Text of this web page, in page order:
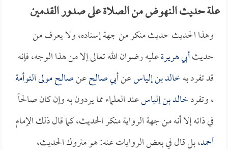
علة حديث النهوض من الصلاة على صدور القدمين
وهذا الحديث حديث منكر من جهة إسناده، ولا يعرف من
حديثأبي هريرةعليه رضوان الله تعالى إلا من هذا الوجه، فإنه
قد تفرد بهخالد بن إلياسعنأبي صالحعنصالح مولى التوأمة
، وتفردخالد بن إلياسعند العلماء مما يردون به وإن كان صالحاً
في ذاته إلا أنه من جهة الرواية منكر الحديث، كما قال ذلك الإمام
أحمد، بل قال في بعض الروايات عنه: هو متروك الحديث،